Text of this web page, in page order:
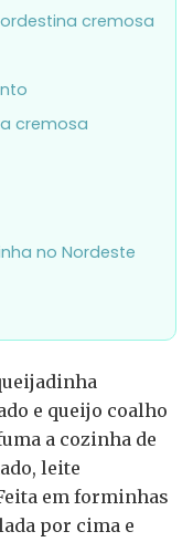
cremosa
cremosa
no Nordeste
e queijo coalho
a cozinha de
leite
em forminhas
por cima e